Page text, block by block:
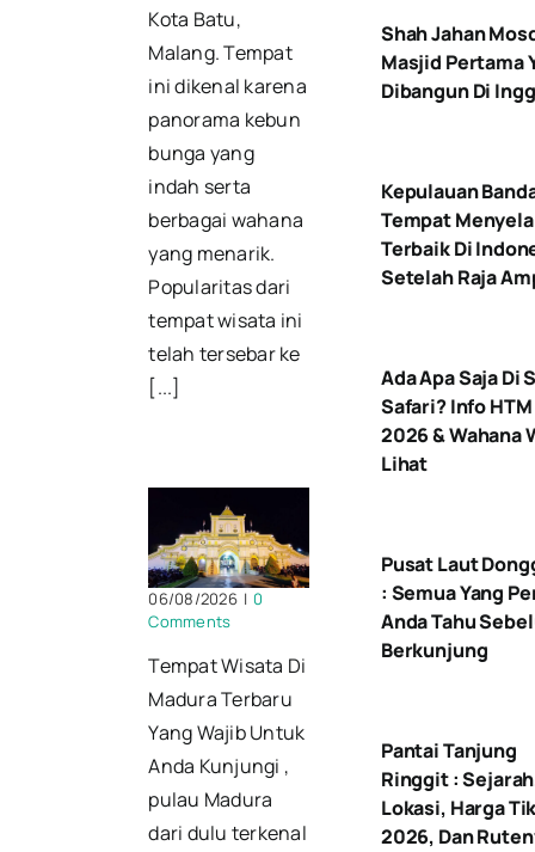
Kota Batu,
Malang. Tempat
ini dikenal karena
panorama kebun
bunga yang
indah serta
berbagai wahana
yang menarik.
Popularitas dari
tempat wisata ini
telah tersebar ke
[...]
06/08/2026 | 0
Comments
Tempat Wisata Di
Madura Terbaru
Yang Wajib Untuk
Anda Kunjungi ,
pulau Madura
dari dulu terkenal
Shah Jahan
Masjid Pertama
Dibangun Di
Kepulauan
Tempat
Terbaik Di
Setelah Raja
Ada Apa Saja Di
Safari? Info HTM
2026 & Wahana
Lihat
Pusat Laut
: Semua Yang
Anda Tahu
Berkunjung
Pantai Tanjung
Ringgit :
Lokasi, Harga
2026, Dan